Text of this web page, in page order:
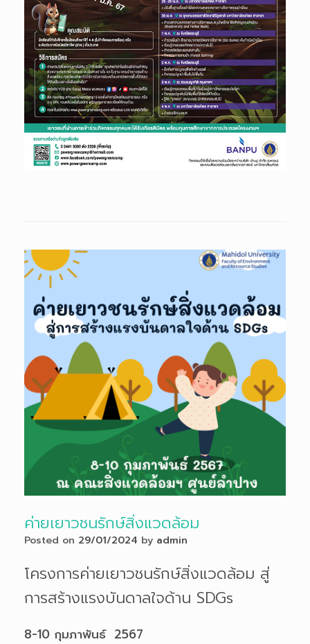
ค่ายเยาวชนรักษ์สิ่งแวดล้อม
Posted on 29/01/2024 by admin
โครงการค่ายเยาวชนรักษ์สิ่งแวดล้อม สู่
การสร้างแรงบันดาลใจด้าน SDGs
8-10 กุมภาพันธ์ 2567